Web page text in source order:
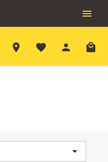

room favorite person local_mall
